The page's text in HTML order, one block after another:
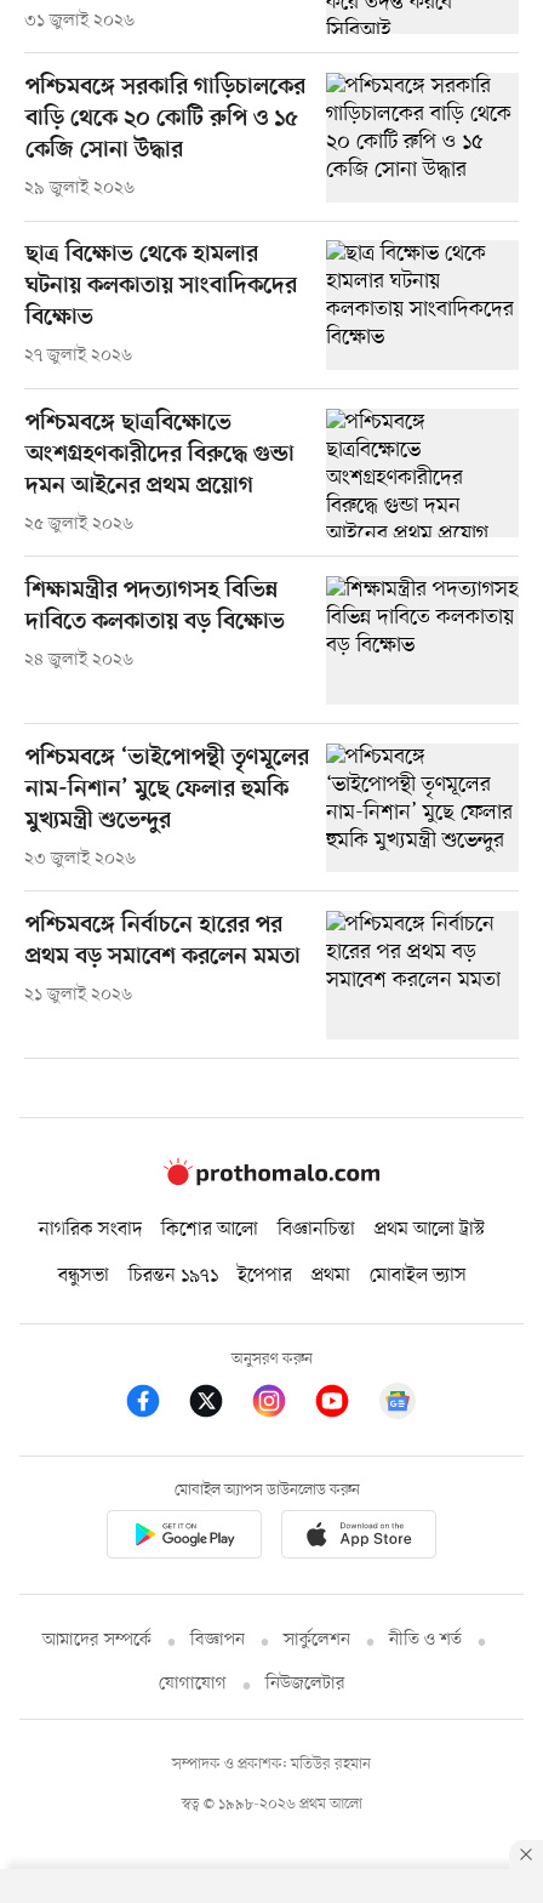
৩১ জুলাই ২০২৬
পশ্চিমবঙ্গে সরকারি গাড়িচালকের
বাড়ি থেকে ২০ কোটি রুপি ও ১৫
কেজি সোনা উদ্ধার
২৯ জুলাই ২০২৬
ছাত্র বিক্ষোভ থেকে হামলার
ঘটনায় কলকাতায় সাংবাদিকদের
বিক্ষোভ
২৭ জুলাই ২০২৬
পশ্চিমবঙ্গে ছাত্রবিক্ষোভে
অংশগ্রহণকারীদের বিরুদ্ধে গুন্ডা
দমন আইনের প্রথম প্রয়োগ
২৫ জুলাই ২০২৬
শিক্ষামন্ত্রীর পদত্যাগসহ বিভিন্ন
দাবিতে কলকাতায় বড় বিক্ষোভ
২৪ জুলাই ২০২৬
পশ্চিমবঙ্গে ‘ভাইপোপন্থী তৃণমূলের
নাম-নিশান’ মুছে ফেলার হুমকি
মুখ্যমন্ত্রী শুভেন্দুর
২৩ জুলাই ২০২৬
পশ্চিমবঙ্গে নির্বাচনে হারের পর
প্রথম বড় সমাবেশ করলেন মমতা
২১ জুলাই ২০২৬
নাগরিক সংবাদ কিশোর আলো বিজ্ঞানচিন্তা
প্রথম আলো ট্রাস্ট
বন্ধুসভা
চিরন্তন ১৯৭১ ইপেপার প্রথমা মোবাইল ভ্যাস
অনুসরণ করুন
মোবাইল অ্যাপস ডাউনলোড করুন
আমাদের সম্পর্কে বিজ্ঞাপন সার্কুলেশন
নীতি ও শর্ত
যোগাযোগ
নিউজলেটার
স্বত্ব © ১৯৯৮-২০২৬ প্রথম আলো
সম্পাদক ও প্রকাশক: মতিউর রহমান